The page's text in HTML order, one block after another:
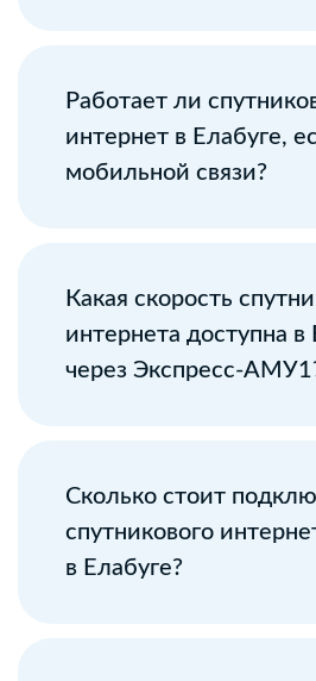
Работает ли
интернет в Елабуге,
мобильной связи?
Какая скорость
интернета доступна в
через Экспресс-
Сколько стоит
спутникового
в Елабуге?